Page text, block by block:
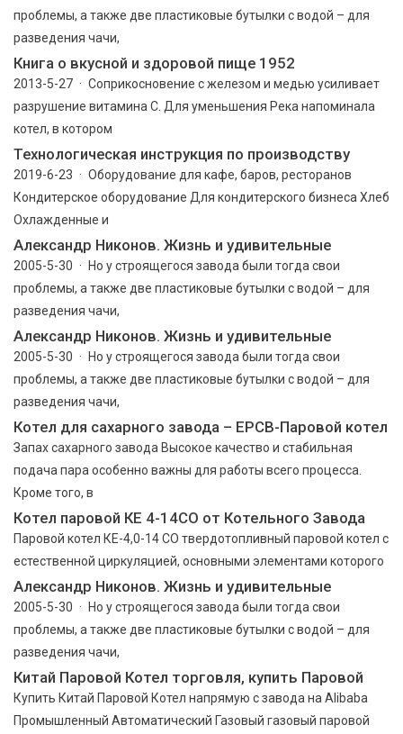
проблемы, а также две пластиковые бутылки с водой – для
разведения чачи,
Книга о вкусной и здоровой пище 1952
2013-5-27 · Соприкосновение с железом и медью усиливает
разрушение витамина С. Для уменьшения Река напоминала
котел, в котором
Технологическая инструкция по производству
2019-6-23 · Оборудование для кафе, баров, ресторанов
Кондитерское оборудование Для кондитерского бизнеса Хлеб
Охлажденные и
Александр Никонов. Жизнь и удивительные
2005-5-30 · Но у строящегося завода были тогда свои
проблемы, а также две пластиковые бутылки с водой – для
разведения чачи,
Александр Никонов. Жизнь и удивительные
2005-5-30 · Но у строящегося завода были тогда свои
проблемы, а также две пластиковые бутылки с водой – для
разведения чачи,
Котел для сахарного завода – EPCB-Паровой котел
Запах сахарного завода Высокое качество и стабильная
подача пара особенно важны для работы всего процесса.
Кроме того, в
Котел паровой КЕ 4-14СО от Котельного Завода
Паровой котел КЕ-4,0-14 СО твердотопливный паровой котел с
естественной циркуляцией, основными элементами которого
Александр Никонов. Жизнь и удивительные
2005-5-30 · Но у строящегося завода были тогда свои
проблемы, а также две пластиковые бутылки с водой – для
разведения чачи,
Китай Паровой Котел торговля, купить Паровой
Купить Китай Паровой Котел напрямую с завода на Alibaba
Промышленный Автоматический Газовый газовый паровой